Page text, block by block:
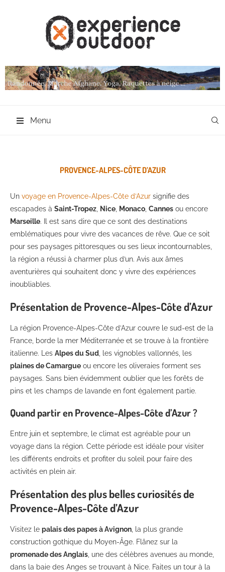
Menu
PROVENCE-ALPES-CÔTE D’AZUR
Un voyage en Provence-Alpes-Côte d’Azur signifie des
escapades à Saint-Tropez, Nice, Monaco, Cannes ou encore
Marseille. Il est sans dire que ce sont des destinations
emblématiques pour vivre des vacances de rêve. Que ce soit
pour ses paysages pittoresques ou ses lieux incontournables,
la région a réussi à charmer plus d’un. Avis aux âmes
aventurières qui souhaitent donc y vivre des expériences
inoubliables.
Présentation de Provence-Alpes-Côte d’Azur
La région Provence-Alpes-Côte d’Azur couvre le sud-est de la
France, borde la mer Méditerranée et se trouve à la frontière
italienne. Les Alpes du Sud, les vignobles vallonnés, les
plaines de Camargue ou encore les oliveraies forment ses
paysages. Sans bien évidemment oublier que les forêts de
pins et les champs de lavande en font également partie.
Quand partir en Provence-Alpes-Côte d’Azur ?
Entre juin et septembre, le climat est agréable pour un
voyage dans la région. Cette période est idéale pour visiter
les différents endroits et profiter du soleil pour faire des
activités en plein air.
Présentation des plus belles curiosités de
Provence-Alpes-Côte d’Azur
Visitez le palais des papes à Avignon, la plus grande
construction gothique du Moyen-Âge. Flânez sur la
promenade des Anglais, une des célèbres avenues au monde,
dans la baie des Anges se trouvant à Nice. Faites un tour à la